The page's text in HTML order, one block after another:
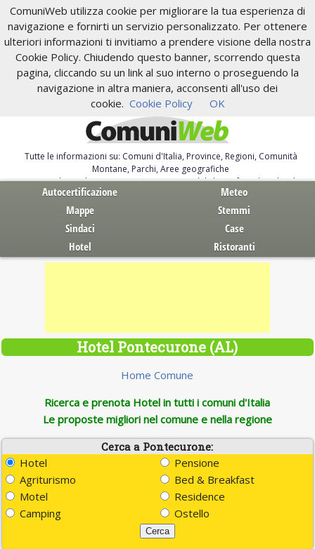
ComuniWeb utilizza cookie per migliorare la tua esperienza di
navigazione e fornirti un servizio personalizzato. Per ottenere
ulteriori informazioni ti invitiamo a prendere visione della nostra
Cookie Policy. Chiudendo questo banner, scorrendo questa
pagina, cliccando su un link al suo interno o proseguendo la
navigazione in altra maniera, acconsenti all'uso dei
cookie. Cookie Policy OK
Tutte le informazioni su: Comuni d'Italia, Province, Regioni, Comunità
Montane, Parchi, Aree geografiche
Servizi al Cittadino. Autocertificazione, moduli, leggi, free download
Autocertificazione
Meteo
Mappe
Stemmi
Sindaci
Case
Hotel
Ristoranti
Hotel Pontecurone (AL)
Home Comune
Ricerca e prenota Hotel in tutti i comuni d'Italia
Le proposte migliori nel comune e nella regione
Cerca a Pontecurone:
Hotel
Pensione
Agriturismo
Bed & Breakfast
Motel
Residence
Camping
Ostello